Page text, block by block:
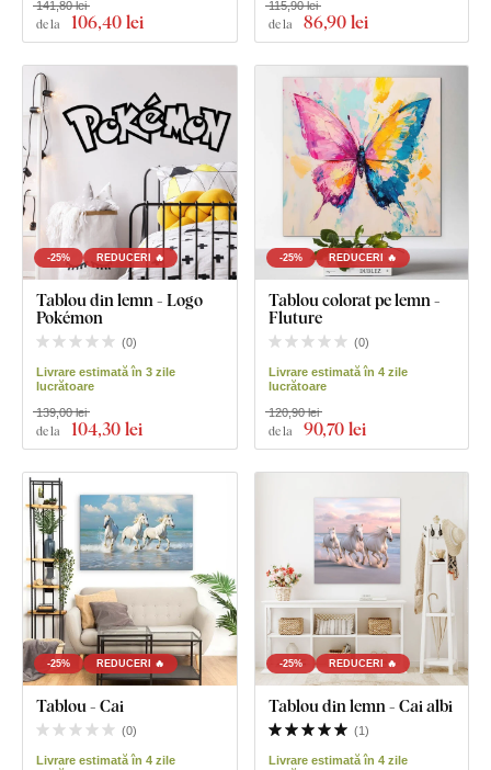
de la 106,40 lei
141,80 lei
de la 86,90 lei
115,90 lei
-25% REDUCERI 🔥
Tablou din lemn - Logo
Pokémon
(0)
Livrare estimată în 3 zile
lucrătoare
de la 104,30 lei
139,00 lei
-25% REDUCERI 🔥
Tablou colorat pe lemn -
Fluture
(0)
Livrare estimată în 4 zile
lucrătoare
de la 90,70 lei
120,90 lei
-25% REDUCERI 🔥
Tablou - Cai
(0)
Livrare estimată în 4 zile
-25% REDUCERI 🔥
Tablou din lemn - Cai albi
(1)
Livrare estimată în 4 zile